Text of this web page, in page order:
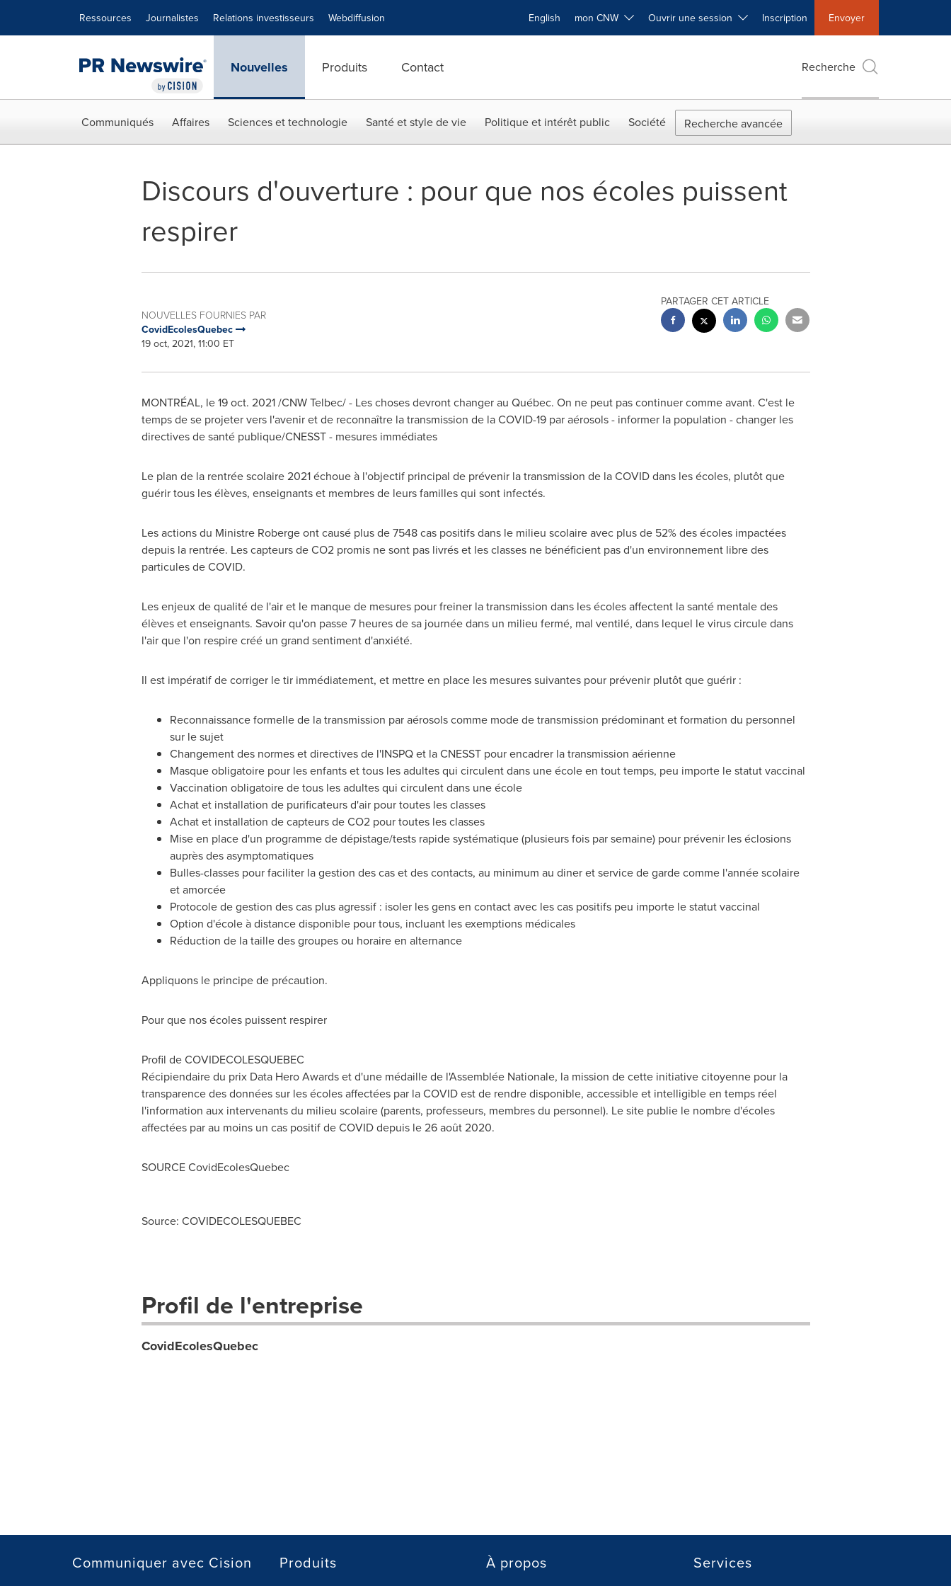
Ressources Journalistes Relations investisseurs Webdiffusion English mon CNW Ouvrir une session Inscription Envoyer
Nouvelles Produits Contact Recherche
Communiqués Affaires Sciences et technologie Santé et style de vie Politique et intérêt public Société Recherche avancée
Discours d'ouverture : pour que nos écoles puissent
respirer
NOUVELLES FOURNIES PAR
CovidEcolesQuebec
19 oct, 2021, 11:00 ET
PARTAGER CET ARTICLE
MONTRÉAL, le19 oct. 2021/CNW Telbec/ - Les choses devront changer au Québec. On ne peut pas continuer comme avant. C'est le
temps de se projeter vers l'avenir et de reconnaître la transmission de la COVID-19 par aérosols - informer la population - changer les
directives de santé publique/CNESST - mesures immédiates
Le plan de la rentrée scolaire 2021 échoue à l'objectif principal de prévenir la transmission de la COVID dans les écoles, plutôt que
guérir tous les élèves, enseignants et membres de leurs familles qui sont infectés.
Les actions du Ministre Roberge ont causé plus de 7548 cas positifs dans le milieu scolaire avec plus de 52% des écoles impactées
depuis la rentrée. Les capteurs de CO2 promis ne sont pas livrés et les classes ne bénéficient pas d'un environnement libre des
particules de COVID.
Les enjeux de qualité de l'air et le manque de mesures pour freiner la transmission dans les écoles affectent la santé mentale des
élèves et enseignants. Savoir qu'on passe 7 heures de sa journée dans un milieu fermé, mal ventilé, dans lequel le virus circule dans
l'air que l'on respire créé un grand sentiment d'anxiété.
Il est impératif de corriger le tir immédiatement, et mettre en place les mesures suivantes pour prévenir plutôt que guérir :
Reconnaissance formelle de la transmission par aérosols comme mode de transmission prédominant et formation du personnel
sur le sujet
Changement des normes et directives de l'INSPQ et la CNESST pour encadrer la transmission aérienne
Masque obligatoire pour les enfants et tous les adultes qui circulent dans une école en tout temps, peu importe le statut vaccinal
Vaccination obligatoire de tous les adultes qui circulent dans une école
Achat et installation de purificateurs d'air pour toutes les classes
Achat et installation de capteurs de CO2 pour toutes les classes
Mise en place d'un programme de dépistage/tests rapide systématique (plusieurs fois par semaine) pour prévenir les éclosions
auprès des asymptomatiques
Bulles-classes pour faciliter la gestion des cas et des contacts, au minimum au diner et service de garde comme l'année scolaire
et amorcée
Protocole de gestion des cas plus agressif : isoler les gens en contact avec les cas positifs peu importe le statut vaccinal
Option d'école à distance disponible pour tous, incluant les exemptions médicales
Réduction de la taille des groupes ou horaire en alternance
Appliquons le principe de précaution.
Pour que nos écoles puissent respirer
Profil de COVIDECOLESQUEBEC
Récipiendaire du prix Data Hero Awards et d'une médaille de l'Assemblée Nationale, la mission de cette initiative citoyenne pour la
transparence des données sur les écoles affectées par la COVID est de rendre disponible, accessible et intelligible en temps réel
l'information aux intervenants du milieu scolaire (parents, professeurs, membres du personnel). Le site publie le nombre d'écoles
affectées par au moins un cas positif de COVID depuis le 26 août 2020.
SOURCE CovidEcolesQuebec
Source: COVIDECOLESQUEBEC
Profil de l'entreprise
CovidEcolesQuebec
Communiquer avec Cision Produits À propos Services